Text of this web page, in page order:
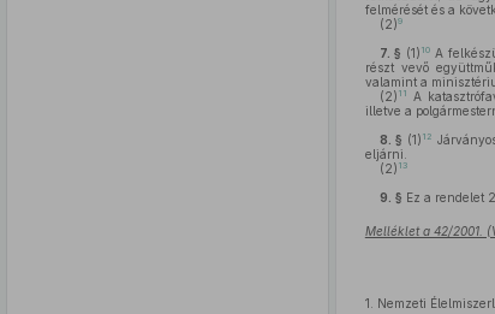
felmérését és a
(2)9
7. § (1) 10A
részt vevő
valamint a
(2) 11
A
illetve a
8. § (1) 12
eljárni.
(2) 13
9. § Ez a rendelet
Melléklet a 42/2001.
1.
Nemzeti